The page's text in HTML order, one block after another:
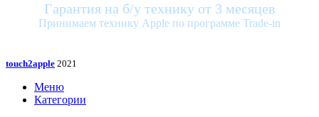
Гарантия на б/у технику от 3 месяцев
Принимаем технику Apple по программе Trade-in
touch2apple 2021
Меню
Категории